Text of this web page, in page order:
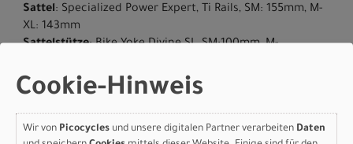
Sattel: Specialized Power Expert, Ti Rails, SM: 155mm, M-
XL: 143mm
Sattelstütze: Bike Yoke Divine SL, SM:100mm, M-
Gewicht: 10.39 kg (22 lb, 14.5 oz)
Hauptstr. 4
Cookie-Hinweis
Wir von Picocycles und unsere digitalen Partner verarbeiten Daten